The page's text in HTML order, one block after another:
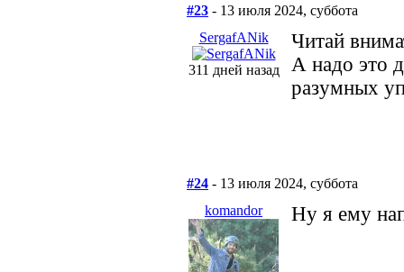
#23 - 13 июля 2024, суббота
SergafANik
311 дней назад
Читай
А надо это
разумных
#24 - 13 июля 2024, суббота
komandor
Ну я ему